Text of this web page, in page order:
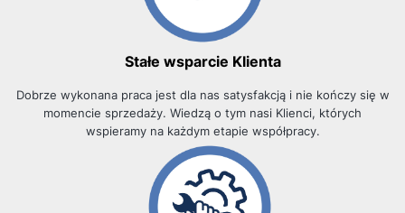
Stałe wsparcie Klienta
Dobrze wykonana praca jest dla nas satysfakcją i nie kończy się w
momencie sprzedaży. Wiedzą o tym nasi Klienci, których
wspieramy na każdym etapie współpracy.